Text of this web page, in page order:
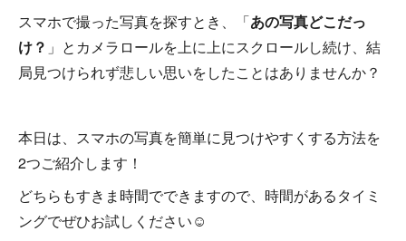
スマホで撮った写真を探すとき、「あの写真どこだっ
け？ 」とカメラロールを上に上にスクロールし続け、結
局見つけられず悲しい思いをしたことはありませんか？
本日は、スマホの写真を簡単に見つけやすくする方法を
2つご紹介します！
どちらもすきま時間でできますので、時間があるタイミ
ングでぜひお試しください☺